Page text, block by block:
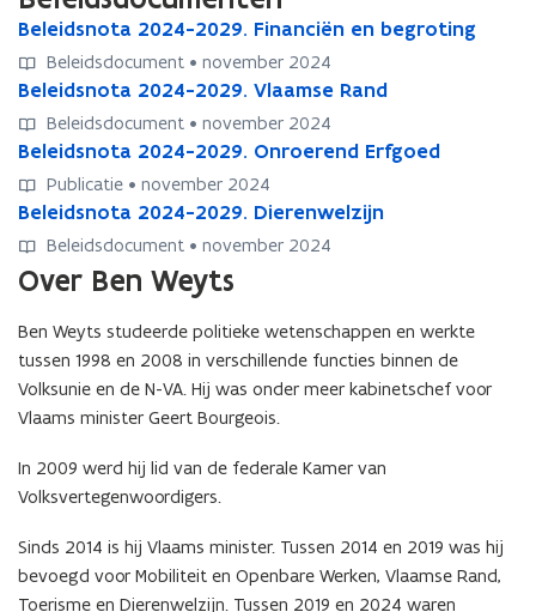
o
r
s
t
e
l
e
n
v
a
n
e
n
W
e
t
s
p
d
e
B
e
l
e
i
d
s
n
t
a
0
2
4
2
2
9
F
i
n
Beleidsnota 2024-2029. Financiën en begroting
B
e
l
e
i
d
s
n
t
a
0
2
4
2
2
9
F
i
n
Beleidsdocument • november 2024
B
e
l
e
i
d
s
n
o
a
2
0
2
-
2
2
9
Beleidsnota 2024-2029. Vlaamse Rand
B
e
l
e
i
d
s
n
o
a
2
0
2
-
2
2
9
Beleidsdocument • november 2024
B
e
l
e
i
d
n
o
a
2
2
4
2
0
2
Beleidsnota 2024-2029. Onroerend Erfgoed
B
e
l
e
i
d
n
o
a
2
2
4
2
0
2
Publicatie • november 2024
B
e
e
d
s
n
o
a
2
2
4
-
Beleidsnota 2024-2029. Dierenwelzijn
B
e
e
d
s
n
o
a
2
2
4
-
Beleidsdocument • november 2024
Over Ben Weyts
Ben Weyts studeerde politieke wetenschappen en werkte
tussen 1998 en 2008 in verschillende functies binnen de
Volksunie en de N-VA. Hij was onder meer kabinetschef voor
Vlaams minister Geert Bourgeois.
In 2009 werd hij lid van de federale Kamer van
Volksvertegenwoordigers.
Sinds 2014 is hij Vlaams minister. Tussen 2014 en 2019 was hij
bevoegd voor Mobiliteit en Openbare Werken, Vlaamse Rand,
Toerisme en Dierenwelzijn. Tussen 2019 en 2024 waren